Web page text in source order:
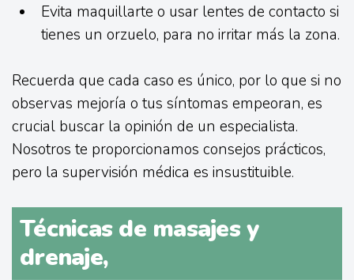
Evita maquillarte o usar lentes de contacto si
tienes un orzuelo, para no irritar más la zona.
Recuerda que cada caso es único, por lo que si no
observas mejoría o tus síntomas empeoran, es
crucial buscar la opinión de un especialista.
Nosotros te proporcionamos consejos prácticos,
pero la supervisión médica es insustituible.
Técnicas de masajes y
drenaje,